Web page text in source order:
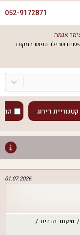
052-9172871
אגמה
שבילו ונפשו במקום
קטגוריית דירוג
01.07.2026
מיקום: מדהים